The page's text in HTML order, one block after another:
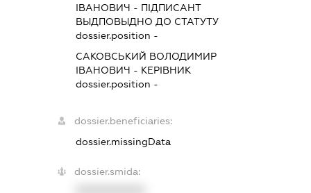
ІВАНОВИЧ - ПІДПИСАНТ
ВЫДПОВЫДНО ДО СТАТУТУ
dossier.position -
САКОВСЬКИЙ ВОЛОДИМИР
ІВАНОВИЧ - КЕРІВНИК
dossier.position -
dossier.beneficiaries:
dossier.missingData
dossier.smida: